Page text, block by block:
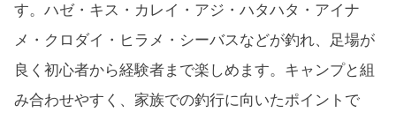
す。ハゼ・キス・カレイ・アジ・ハタハタ・アイナ
メ・クロダイ・ヒラメ・シーバスなどが釣れ、足場が
良く初心者から経験者まで楽しめます。キャンプと組
み合わせやすく、家族での釣行に向いたポイントで